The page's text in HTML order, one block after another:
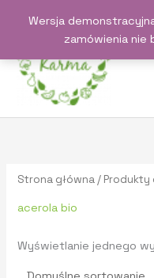
Wersja
zamówienia nie
Strona główna / Produkty
acerola bio
Wyświetlanie jednego